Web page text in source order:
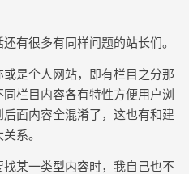
很多有同样问题的站长们。
是个人网站，即有栏目之分那
栏目内容各有特性方便用户浏
面内容全混淆了，这也有和建
系。
某一类型内容时，我自己也不